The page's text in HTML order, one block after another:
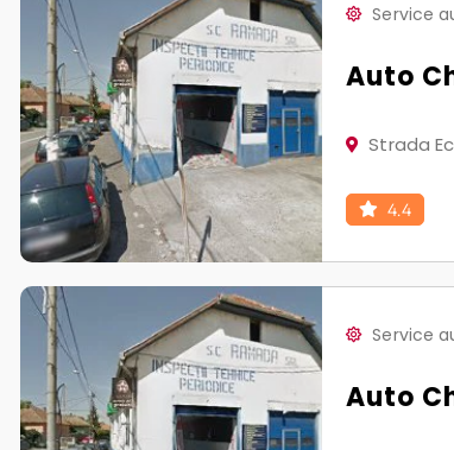
Service
Auto
Strada
4.4
Service
Auto